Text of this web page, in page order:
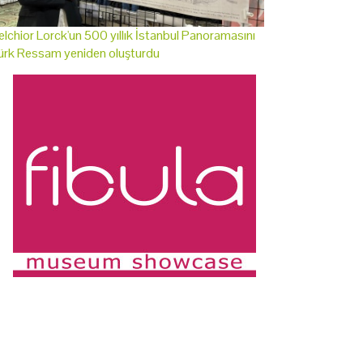
Lorck'un 500 yıllık İstanbul Panoramasını
Ressam yeniden oluşturdu